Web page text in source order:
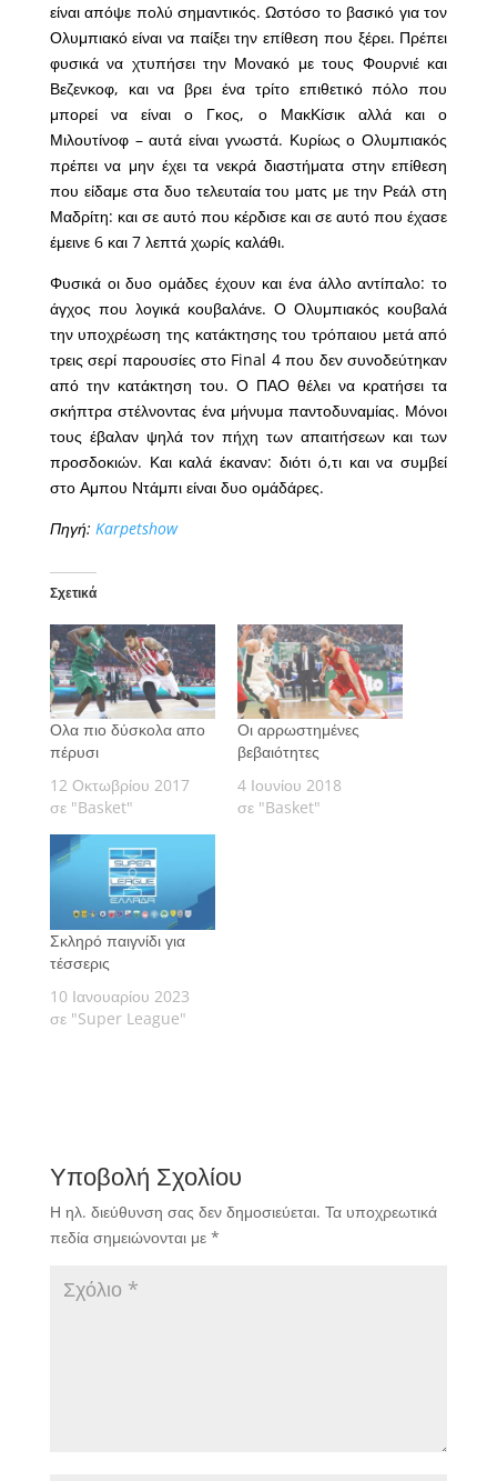
είναι απόψε πολύ σημαντικός. Ωστόσο το βασικό για τον
Ολυμπιακό είναι να παίξει την επίθεση που ξέρει. Πρέπει
φυσικά να χτυπήσει την Μονακό με τους Φουρνιέ και
Βεζενκοφ, και να βρει ένα τρίτο επιθετικό πόλο που
μπορεί να είναι ο Γκος, ο ΜακΚίσικ αλλά και ο
Μιλουτίνοφ – αυτά είναι γνωστά. Κυρίως ο Ολυμπιακός
πρέπει να μην έχει τα νεκρά διαστήματα στην επίθεση
που είδαμε στα δυο τελευταία του ματς με την Ρεάλ στη
Μαδρίτη: και σε αυτό που κέρδισε και σε αυτό που έχασε
έμεινε 6 και 7 λεπτά χωρίς καλάθι.
Φυσικά οι δυο ομάδες έχουν και ένα άλλο αντίπαλο: το
άγχος που λογικά κουβαλάνε. Ο Ολυμπιακός κουβαλά
την υποχρέωση της κατάκτησης του τρόπαιου μετά από
τρεις σερί παρουσίες στο Final 4 που δεν συνοδεύτηκαν
από την κατάκτηση του. Ο ΠΑΟ θέλει να κρατήσει τα
σκήπτρα στέλνοντας ένα μήνυμα παντοδυναμίας. Μόνοι
τους έβαλαν ψηλά τον πήχη των απαιτήσεων και των
προσδοκιών. Και καλά έκαναν: διότι ό,τι και να συμβεί
στο Αμπου Ντάμπι είναι δυο ομάδάρες.
Πηγή: Karpetshow
Σχετικά
Ολα πιο δύσκολα απο
πέρυσι
12 Οκτωβρίου 2017
σε "Basket"
Οι αρρωστημένες
βεβαιότητες
4 Ιουνίου 2018
σε "Basket"
Σκληρό παιγνίδι για
τέσσερις
10 Ιανουαρίου 2023
σε "Super League"
Υποβολή Σχολίου
Η ηλ. διεύθυνση σας δεν δημοσιεύεται. Τα υποχρεωτικά
πεδία σημειώνονται με *